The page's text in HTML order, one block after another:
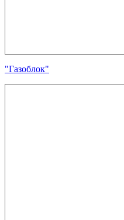
"Газоблок"